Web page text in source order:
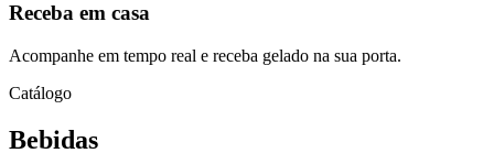
Receba em casa
Acompanhe em tempo real e receba gelado na sua porta.
Catálogo
Bebidas